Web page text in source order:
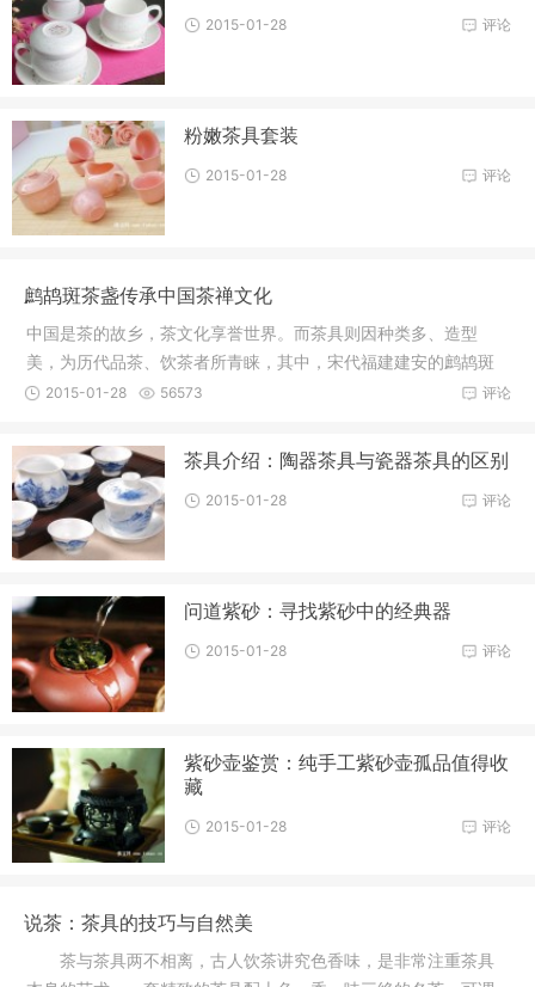
评论
2015-01-28
粉嫩茶具套装
评论
2015-01-28
鹧鸪斑茶盏传承中国茶禅文化
中国是茶的故乡，茶文化享誉世界。而茶具则因种类多、造型
美，为历代品茶、饮茶者所青睐，其中，宋代福建建安的鹧鸪斑
茶盏，更是
评论
2015-01-28 56573
茶具介绍：陶器茶具与瓷器茶具的区别
评论
2015-01-28
问道紫砂：寻找紫砂中的经典器
评论
2015-01-28
紫砂壶鉴赏：纯手工紫砂壶孤品值得收
藏
评论
2015-01-28
说茶：茶具的技巧与自然美
茶与茶具两不相离，古人饮茶讲究色香味，是非常注重茶具